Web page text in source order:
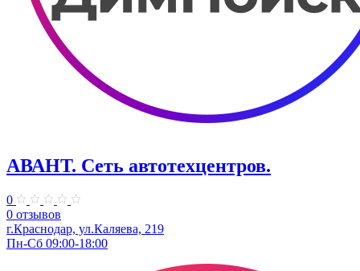
АВАНТ. ​Сеть автотехцентров.
0
0 отзывов
г.Краснодар, ул.Каляева, 219
Пн-Сб 09:00-18:00